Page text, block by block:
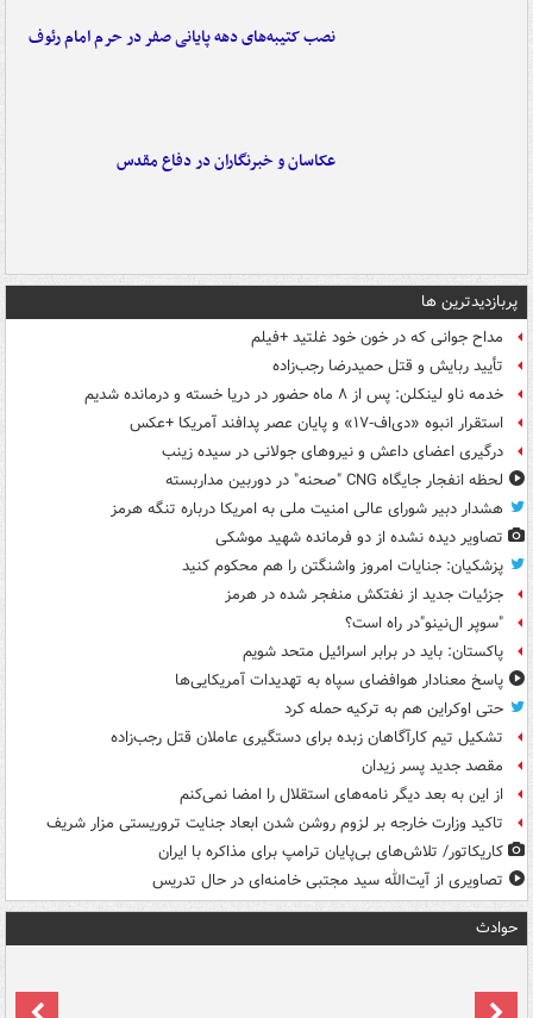
نصب کتیبه‌های دهه پایانی صفر در حرم امام رئوف
عکاسان و خبرنگاران در دفاع مقدس
پربازدیدترین ها
مداح جوانی که در خون خود غلتید +فیلم
تأیید ربایش و قتل حمیدرضا رجب‌زاده
خدمه ناو لینکلن: پس از ۸ ماه حضور در دریا خسته و درمانده‌ شدیم
استقرار انبوه «دی‌اف‑۱۷» و پایان عصر پدافند آمریکا +عکس
درگیری اعضای داعش و نیروهای جولانی در سیده زینب
لحظه انفجار جایگاه CNG "صحنه" در دوربین مداربسته
هشدار دبیر شورای عالی امنیت ملی به امریکا درباره تنگه هرمز
تصاویر دیده‌ نشده از دو فرمانده شهید موشکی
پزشکیان: جنایات امروز واشنگتن را هم محکوم کنید
جزئیات جدید از نفتکش منفجر شده در هرمز
"سوپر ال‌نینو"در راه است؟
پاکستان: باید در برابر اسرائیل متحد شویم
پاسخ معنادار هوافضای سپاه به تهدیدات آمریکایی‌ها
حتی اوکراین هم به ترکیه حمله کرد
تشکیل تیم کارآگاهان زبده برای دستگیری عاملان قتل رجب‌زاده
مقصد جدید پسر زیدان
از این به بعد دیگر نامه‌های استقلال را امضا نمی‌کنم
تاکید وزارت خارجه بر لزوم روشن شدن ابعاد جنایت تروریستی مزار شریف
کاریکاتور/ تلاش‌های بی‌پایان ترامپ برای مذاکره با ایران
تصاویری از آیت‌الله سید مجتبی خامنه‌ای در حال تدریس
حوادث